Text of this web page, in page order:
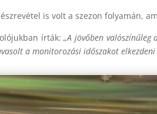
is volt a szezon folyamán,
írták:„A jövőben
a monitorozási időszakot